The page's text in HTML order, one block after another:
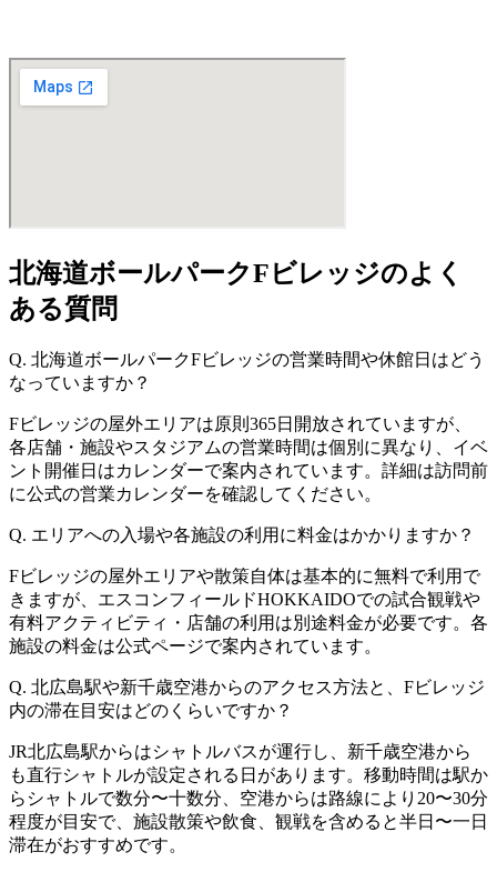
北海道ボールパークFビレッジのよく
ある質問
Q. 北海道ボールパークFビレッジの営業時間や休館日はどう
なっていますか？
Fビレッジの屋外エリアは原則365日開放されていますが、
各店舗・施設やスタジアムの営業時間は個別に異なり、イベ
ント開催日はカレンダーで案内されています。詳細は訪問前
に公式の営業カレンダーを確認してください。
Q. エリアへの入場や各施設の利用に料金はかかりますか？
Fビレッジの屋外エリアや散策自体は基本的に無料で利用で
きますが、エスコンフィールドHOKKAIDOでの試合観戦や
有料アクティビティ・店舗の利用は別途料金が必要です。各
施設の料金は公式ページで案内されています。
Q. 北広島駅や新千歳空港からのアクセス方法と、Fビレッジ
内の滞在目安はどのくらいですか？
JR北広島駅からはシャトルバスが運行し、新千歳空港から
も直行シャトルが設定される日があります。移動時間は駅か
らシャトルで数分〜十数分、空港からは路線により20〜30分
程度が目安で、施設散策や飲食、観戦を含めると半日〜一日
滞在がおすすめです。